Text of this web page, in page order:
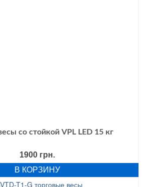
со стойкой VPL LED 15 кг
1900 грн.
В КОРЗИНУ